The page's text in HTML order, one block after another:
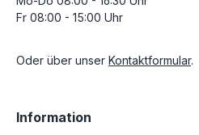
Fr 08:00 - 15:00 Uhr
Oder über unser Kontaktformular.
Information